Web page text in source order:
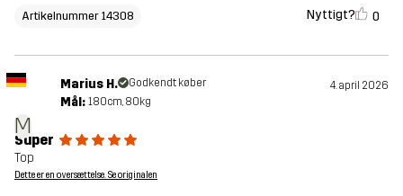
Artikelnummer 14308 Nyttigt? 0
M
Marius H. Godkendt køber 4. april 2026
Mål: 180cm, 80kg
Super
Top
Dette er en oversættelse. Se originalen